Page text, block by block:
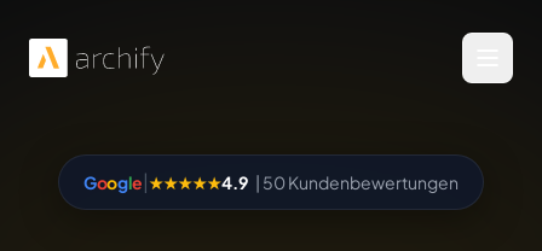
Google|★★★★★4.9 | 50 Kundenbewertungen